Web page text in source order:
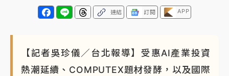
連結 訂閱 APP
【記者吳珍儀／台北報導】受惠AI產業投資
熱潮延續、COMPUTEX題材發酵，以及國際